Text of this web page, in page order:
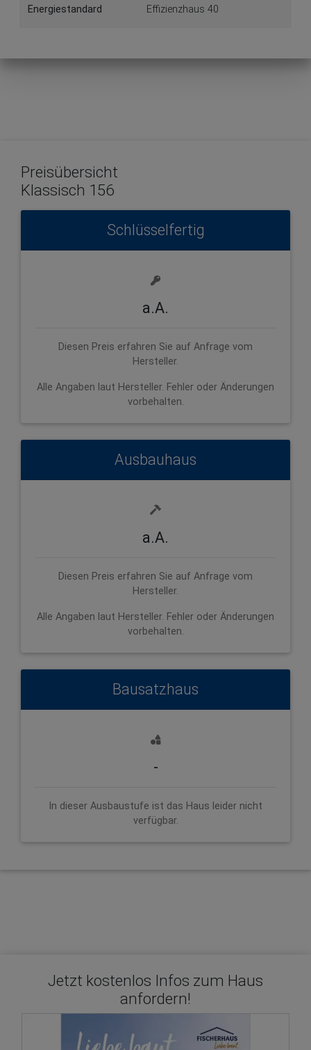
Energiestandard Effizienzhaus 40
Preisübersicht
Klassisch 156
Schlüsselfertig
a.A.
Diesen Preis erfahren Sie auf Anfrage vom
Hersteller.
Alle Angaben laut Hersteller. Fehler oder Änderungen
vorbehalten.
Ausbauhaus
a.A.
Diesen Preis erfahren Sie auf Anfrage vom
Hersteller.
Alle Angaben laut Hersteller. Fehler oder Änderungen
vorbehalten.
Bausatzhaus
-
In dieser Ausbaustufe ist das Haus leider nicht
verfügbar.
Jetzt kostenlos Infos zum Haus
anfordern!